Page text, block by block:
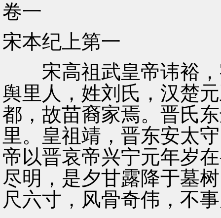
卷一
宋本纪上第一
宋高祖武皇帝讳裕，
舆里人，姓刘氏，汉楚
都，故苗裔家焉。晋氏
里。皇祖靖，晋东安太
帝以晋哀帝兴宁元年岁
尽明，是夕甘露降于墓
尺六寸，风骨奇伟，不